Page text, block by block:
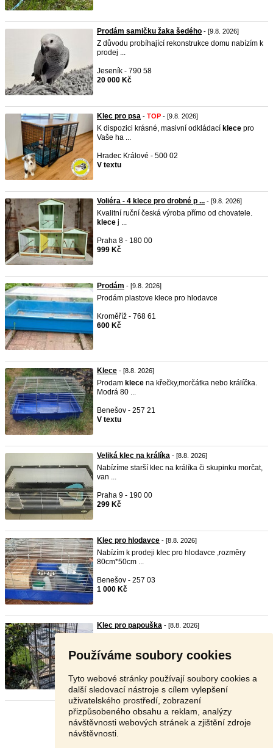
Používáme soubory cookies
Tyto webové stránky používají soubory cookies a
další sledovací nástroje s cílem vylepšení
uživatelského prostředí, zobrazení
přizpůsobeného obsahu a reklam, analýzy
návštěvnosti webových stránek a zjištění zdroje
návštěvnosti.
Prodám samičku žaka šedého - [9.8. 2026]
Z důvodu probíhající rekonstrukce domu nabízím k
prodej ...
Jeseník - 790 58
20 000 Kč
Klec pro psa - TOP - [9.8. 2026]
K dispozici krásné, masivní odkládací klece pro
Vaše ha ...
Hradec Králové - 500 02
V textu
Voliéra - 4 klece pro drobné p ... - [9.8. 2026]
Kvalitní ruční česká výroba přímo od chovatele.
klece j ...
Praha 8 - 180 00
999 Kč
Prodám - [9.8. 2026]
Prodám plastove klece pro hlodavce
Kroměříž - 768 61
600 Kč
Klece - [8.8. 2026]
Prodam klece na křečky,morčátka nebo králíčka.
Modrá 80 ...
Benešov - 257 21
V textu
Veliká klec na králíka - [8.8. 2026]
Nabízíme starší klec na králíka či skupinku morčat,
van ...
Praha 9 - 190 00
299 Kč
Klec pro hlodavce - [8.8. 2026]
Nabízím k prodeji klec pro hlodavce ,rozměry
80cm*50cm ...
Benešov - 257 03
1 000 Kč
Klec pro papouška - [8.8. 2026]
3 000 Kč
Stránka: 1 2 3 Další